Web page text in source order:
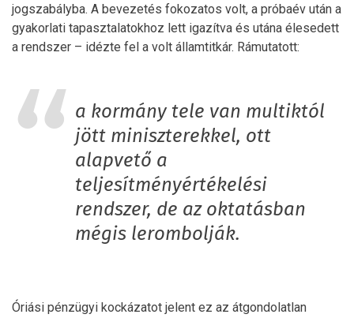
jogszabályba. A bevezetés fokozatos volt, a próbaév után a
gyakorlati tapasztalatokhoz lett igazítva és utána élesedett
a rendszer – idézte fel a volt államtitkár. Rámutatott:
a kormány tele van multiktól
jött miniszterekkel, ott
alapvető a
teljesítményértékelési
rendszer, de az oktatásban
mégis lerombolják.
Óriási pénzügyi kockázatot jelent ez az átgondolatlan